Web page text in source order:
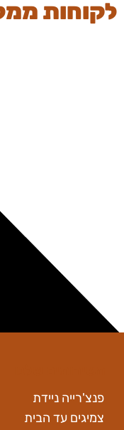
לקוחות
פנצ'רייה ניידת
צמיגים עד הבית